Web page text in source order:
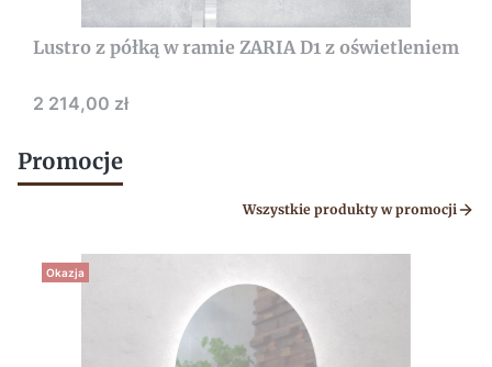
Lustro z półką w ramie ZARIA D1 z oświetleniem
Cena
2 214,00 zł
Promocje
Wszystkie produkty w promocji
Okazja